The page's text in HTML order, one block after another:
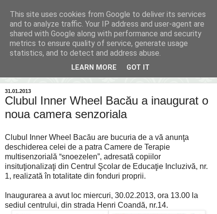
Inima Bacăului
Din inima Bacăului...spre inima ta...
31.01.2013
Clubul Inner Wheel Bacău a inaugurat o
noua camera senzoriala
Clubul Inner Wheel Bacău are bucuria de a vă anunţa
deschiderea celei de a patra Camere de Terapie
multisenzorială “snoezelen”, adresată copiilor
insituţionalizaţi din Centrul Şcolar de Educaţie Incluzivă, nr.
1, realizată în totalitate din fonduri proprii.
Inaugurarea a avut loc miercuri, 30.02.2013, ora 13.00 la
sediul centrului, din strada Henri Coandă, nr.14.
This site uses cookies from Google to deliver its services
and to analyze traffic. Your IP address and user-agent are
shared with Google along with performance and security
metrics to ensure quality of service, generate usage
statistics, and to detect and address abuse.
LEARN MORE GOT IT